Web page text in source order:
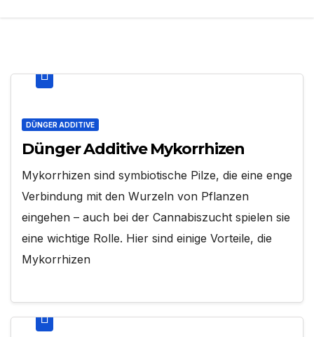
DÜNGER ADDITIVE
Dünger Additive Mykorrhizen
Mykorrhizen sind symbiotische Pilze, die eine enge
Verbindung mit den Wurzeln von Pflanzen
eingehen – auch bei der Cannabiszucht spielen sie
eine wichtige Rolle. Hier sind einige Vorteile, die
Mykorrhizen